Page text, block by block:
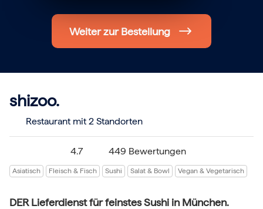
Frohe Weihnachten
Regionale Gutscheine
Essen
Für alle Geschenk-Gutscheine gilt:
Geschmackvoll und maximal flexibel!
Das ideale Geschenk für alle Anlässe
Weiter zur Bestellung
shizoo.
Restaurant mit 2 Standorten
4.7 449 Bewertungen
Asiatisch Fleisch & Fisch Sushi Salat & Bowl Vegan & Vegetarisch
DER Lieferdienst für feinstes Sushi in München.